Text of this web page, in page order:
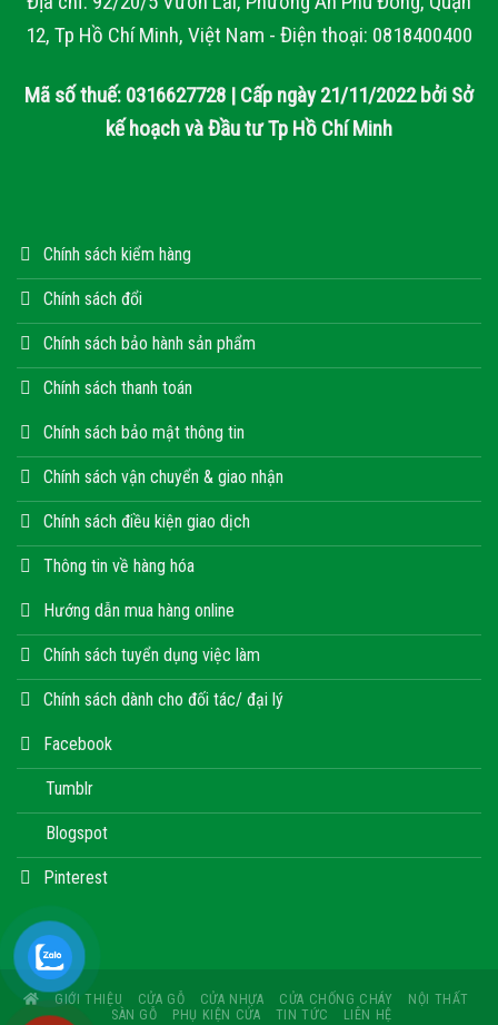
12, Tp Hồ Chí Minh, Việt Nam - Điện thoại: 0818400400
Mã số thuế: 0316627728 | Cấp ngày 21/11/2022 bởi Sở
kế hoạch và Đầu tư Tp Hồ Chí Minh
Chính sách kiểm hàng
Chính sách đổi
Chính sách bảo hành sản phẩm
Chính sách thanh toán
Chính sách bảo mật thông tin
Chính sách vận chuyển & giao nhận
Chính sách điều kiện giao dịch
Thông tin về hàng hóa
Hướng dẫn mua hàng online
Chính sách tuyển dụng việc làm
Chính sách dành cho đối tác/ đại lý
Facebook
Tumblr
Blogspot
Pinterest
GIỚI THIỆU CỬA GỖ CỬA NHỰA CỬA CHỐNG CHÁY
NỘI THẤT
SÀN GỖ
PHỤ KIỆN CỬA TIN TỨC LIÊN HỆ